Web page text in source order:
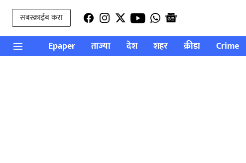
सबस्क्राईब करा
Epaper ताज्या देश शहर क्रीडा Crime